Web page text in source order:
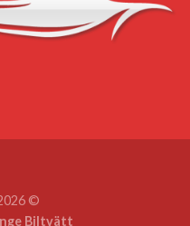
©
Biltvätt